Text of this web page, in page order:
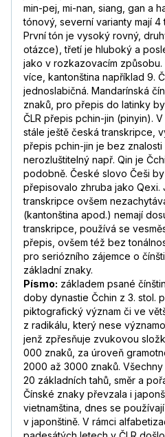
min-pej, mi-nan, siang, gan a
tónový, severní varianty mají 4
První tón je vysoký rovný,
otázce), třetí je hluboký a
jako v rozkazovacím
více, kantonština například 9.
jednoslabičná. Mandarínská
znaků, pro přepis do latinky
ČLR přepis pchin-jin (pinyin).
stále ještě česká transkripce,
přepis pchin-jin je bez
nerozluštitelný např. Qin je
podobně. České slovo Češi
přepisovalo zhruba jako Qexi.
transkripce ovšem
(kantonština apod.) nemají
transkripce, používá se
přepis, ovšem též bez
pro seriózního zájemce o
základní znaky.
Písmo: základem psané
doby dynastie Čchin z 3. stol.
piktografický význam či ve
z radikálu, který nese
jenž zpřesňuje zvukovou
000 znaků, za úroveň
2000 až 3000 znaků.
20 základních tahů, směr a
Čínské znaky převzala i
vietnamština, dnes se
v japonštině. V rámci